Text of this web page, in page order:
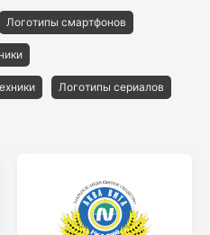
Логотипы смартфонов
Логотипы сериалов